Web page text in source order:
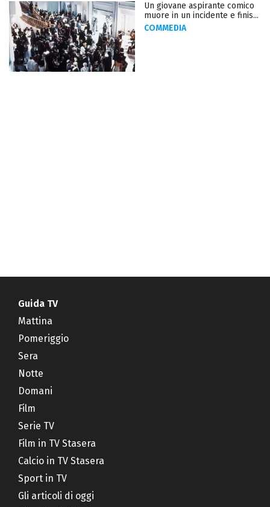
Un giovane aspirante comico
muore in un incidente e finis...
COMMEDIA
Guida TV
Mattina
Pomeriggio
Sera
Notte
Domani
Film
Serie TV
Film in TV Stasera
Calcio in TV Stasera
Sport in TV
Gli articoli di oggi